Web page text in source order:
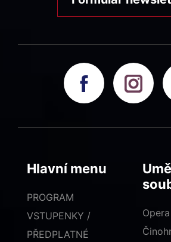
Hlavní menu
PROGRAM
VSTUPENKY /
PŘEDPLATNÉ
Opera